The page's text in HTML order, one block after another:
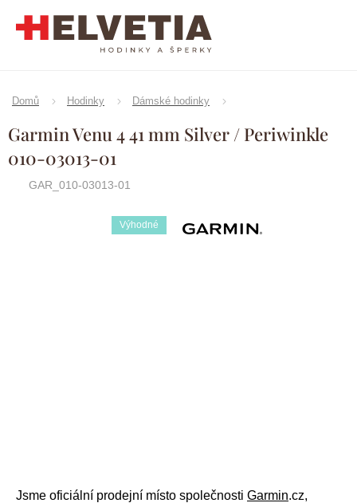
Domů Hodinky Dámské hodinky
Garmin Venu 4 41 mm Silver / Periwinkle
010-03013-01
GAR_010-03013-01
Výhodné Značka:Garmin
Jsme oficiální prodejní místo společnosti Garmin.cz,